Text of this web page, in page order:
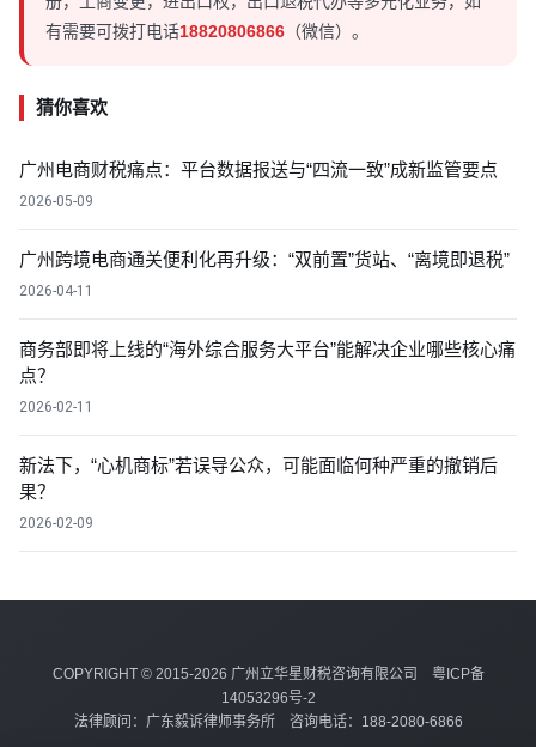
有需要可拨打电话18820806866 （微信）。
猜你喜欢
广州电商财税痛点：平台数据报送与“四流一致”成新监管要点
2026-05-09
广州跨境电商通关便利化再升级：“双前置”货站、“离境即退税”
2026-04-11
商务部即将上线的“海外综合服务大平台”能解决企业哪些核心痛
点？
2026-02-11
新法下，“心机商标”若误导公众，可能面临何种严重的撤销后
果？
2026-02-09
COPYRIGHT © 2015-2026 广州立华星财税咨询有限公司 粤ICP备
14053296号-2
法律顾问：广东毅诉律师事务所 咨询电话：188-2080-6866